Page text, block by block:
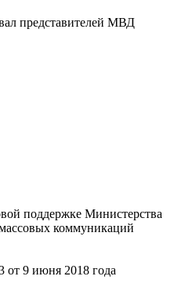
представителей МВД
поддержке Министерства
коммуникаций
9 июня 2018 года